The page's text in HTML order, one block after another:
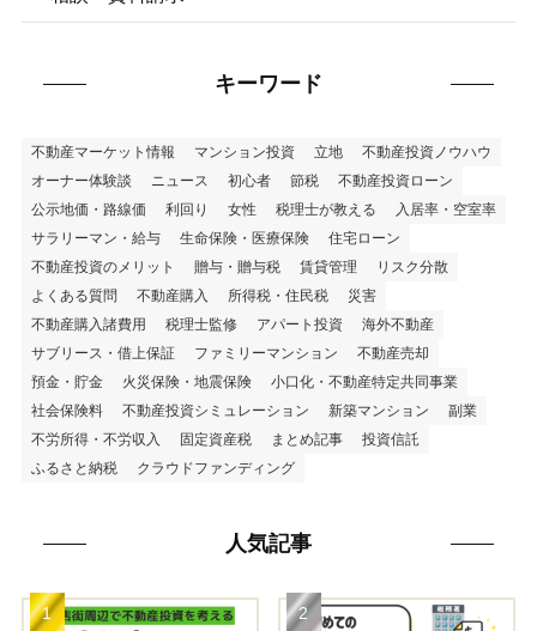
キーワード
不動産マーケット情報 マンション投資 立地
不動産投資ノウハウ
オーナー体験談
ニュース 初心者 節税
不動産投資ローン
公示地価・路線価
利回り 女性 税理士が教える
入居率・空室率
サラリーマン・給与
生命保険・医療保険
住宅ローン
不動産投資のメリット
贈与・贈与税 賃貸管理
リスク分散
よくある質問
不動産購入 所得税・住民税
災害
不動産購入諸費用
税理士監修 アパート投資
海外不動産
サブリース・借上保証
ファミリーマンション
不動産売却
預金・貯金
火災保険・地震保険
小口化・不動産特定共同事業
社会保険料
不動産投資シミュレーション 新築マンション
副業
不労所得・不労収入
固定資産税 まとめ記事
投資信託
ふるさと納税
クラウドファンディング
人気記事